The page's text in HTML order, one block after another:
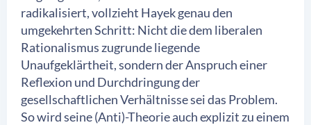
radikalisiert, vollzieht Hayek genau den
umgekehrten Schritt: Nicht die dem liberalen
Rationalismus zugrunde liegende
Unaufgeklärtheit, sondern der Anspruch einer
Reflexion und Durchdringung der
gesellschaftlichen Verhältnisse sei das Problem.
So wird seine (Anti)-Theorie auch explizit zu einem